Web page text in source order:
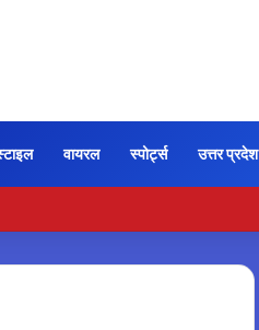
वायरल स्पोर्ट्स उत्तर प्रदेश
से मिला समर्थन